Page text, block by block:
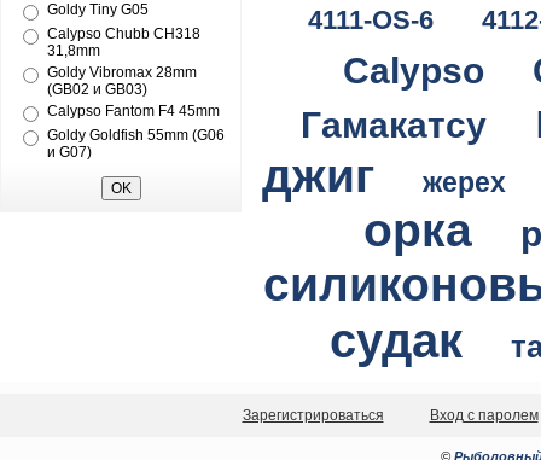
Goldy Tiny G05
Calypso Chubb CH318
31,8mm
Goldy Vibromax 28mm
(GB02 и GB03)
Calypso Fantom F4 45mm
Goldy Goldfish 55mm (G06
и G07)
4111-OS-6
Calypso
Гамакатсу
джиг
жерех
орка
судак
Зарегистрироваться Вход с паролем
© Рыболовный